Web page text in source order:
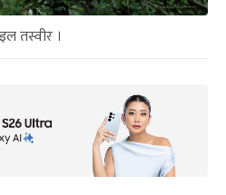
तस्वीर ।